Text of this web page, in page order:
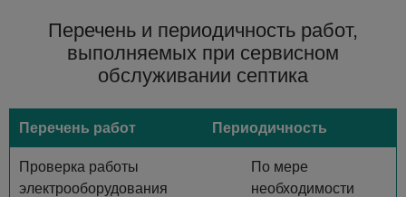
Перечень и периодичность работ,
выполняемых при сервисном
обслуживании септика
Перечень работ Периодичность
Проверка работы
электрооборудования
По мере
необходимости